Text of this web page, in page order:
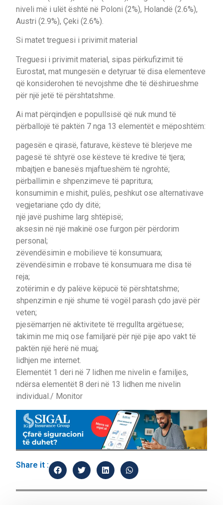
niveli më i ulët është në Poloni (2%), Holandë (2.6%),
Austri (2.9%), Çeki (2.6%).
Si matet treguesi i privimit material
Treguesi i privimit material, sipas përkufizimit të
Eurostat, mat mungesën e detyruar të disa elementeve
që konsiderohen të nevojshme dhe të dëshirueshme
për një jetë të përshtatshme.
Ai mat përqindjen e popullsisë që nuk mund të
përballojë të paktën 7 nga 13 elementët e mëposhtëm:
pagesën e qirasë, faturave, kësteve të blerjeve me
pagesë të shtyrë ose kësteve të kredive të tjera;
mbajtjen e banesës mjaftueshëm të ngrohtë;
përballimin e shpenzimeve të papritura;
konsumimin e mishit, pulës, peshkut ose alternativave
vegjetariane çdo dy ditë;
një javë pushime larg shtëpisë;
aksesin në një makinë ose furgon për përdorim
personal;
zëvendësimin e mobilieve të konsumuara;
zëvendësimin e rrobave të konsumuara me disa të
reja;
zotërimin e dy palëve këpucë të përshtatshme;
shpenzimin e një shume të vogël parash çdo javë për
veten;
pjesëmarrjen në aktivitete të rregullta argëtuese;
takimin me miq ose familjarë për një pije apo vakt të
paktën një herë në muaj;
lidhjen me internet.
Elementët 1 deri në 7 lidhen me nivelin e familjes,
ndërsa elementët 8 deri në 13 lidhen me nivelin
individual./ Monitor
Share it :